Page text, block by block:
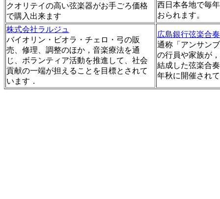
クオリテイの高い弦楽器がお手ごろ価格
で購入出来ます
西日本各地で毎
おられます。
株式会社ラルジュ
バイオリン・ビオラ・チェロ・弓の販
売、修理、調整のほか，音楽療法を通
じ、ボランティア活動を推進して、社会
貢献の一端が担えることを目標とされて
います．
広島銀行弦楽合
通称「アンサン
の行員や家族が
結成した弦楽合
年秋に開催され